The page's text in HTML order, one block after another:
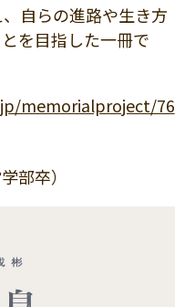
自らの進路や生き方
を目指した一冊で
memorialproject/76
部卒）